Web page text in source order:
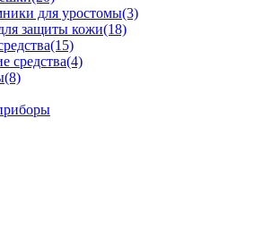
для уростомы(3)
защиты кожи(18)
(15)
средства(4)
(8)